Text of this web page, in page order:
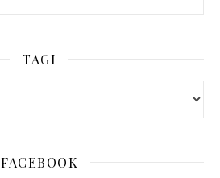
TAGI
FACEBOOK